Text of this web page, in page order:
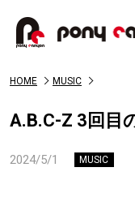
HOME MUSIC
A.B.C-Z 3回目
2024/5/1 MUSIC